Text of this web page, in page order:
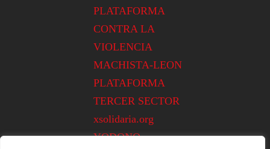
PLATAFORMA
CONTRA LA
VIOLENCIA
MACHISTA-LEON
PLATAFORMA
TERCER SECTOR
xsolidaria.org
YODONO